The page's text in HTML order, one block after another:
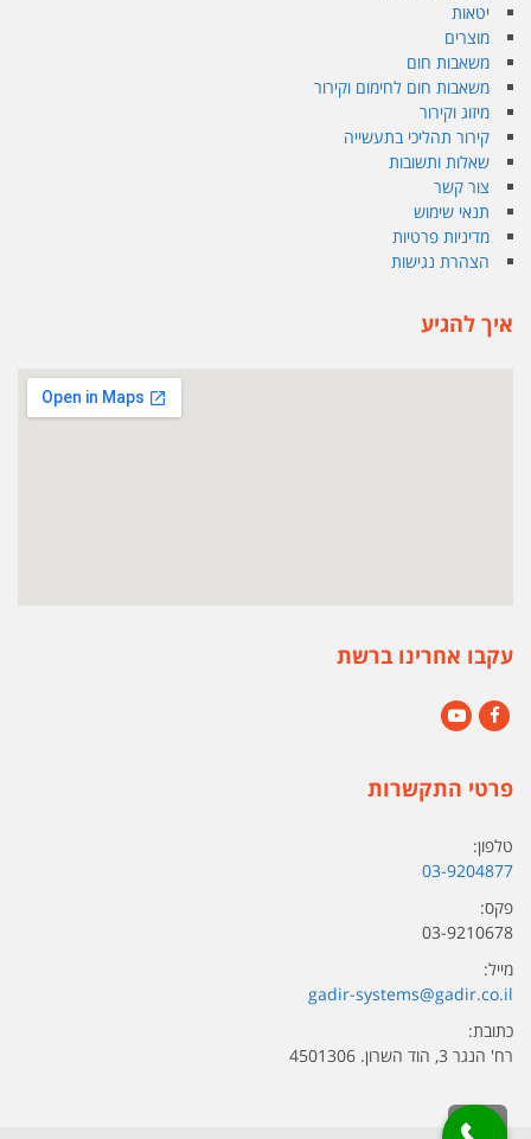
יטאות
מוצרים
משאבות חום
משאבות חום לחימום וקירור
מיזוג וקירור
קירור תהליכי בתעשייה
שאלות ותשובות
צור קשר
תנאי שימוש
מדיניות פרטיות
הצהרת נגישות
איך להגיע
עקבו אחרינו ברשת
פרטי התקשרות
טלפון:
03-9204877
פקס:
03-9210678
מייל:
gadir-systems@gadir.co.il
כתובת:
רח' הנגר 3, הוד השרון. 4501306